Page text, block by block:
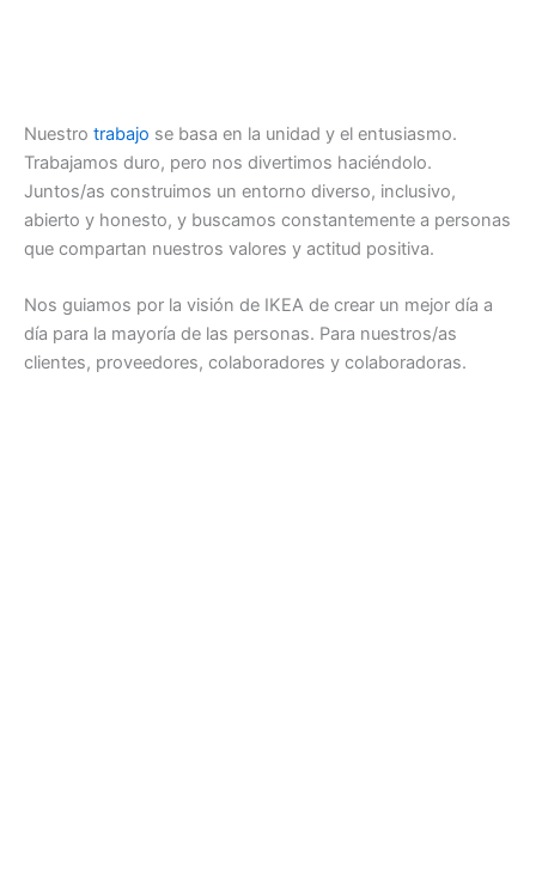
Nuestro trabajo se basa en la unidad y el entusiasmo.
Trabajamos duro, pero nos divertimos haciéndolo.
Juntos/as construimos un entorno diverso, inclusivo,
abierto y honesto, y buscamos constantemente a personas
que compartan nuestros valores y actitud positiva.
Nos guiamos por la visión de IKEA de crear un mejor día a
día para la mayoría de las personas. Para nuestros/as
clientes, proveedores, colaboradores y colaboradoras.